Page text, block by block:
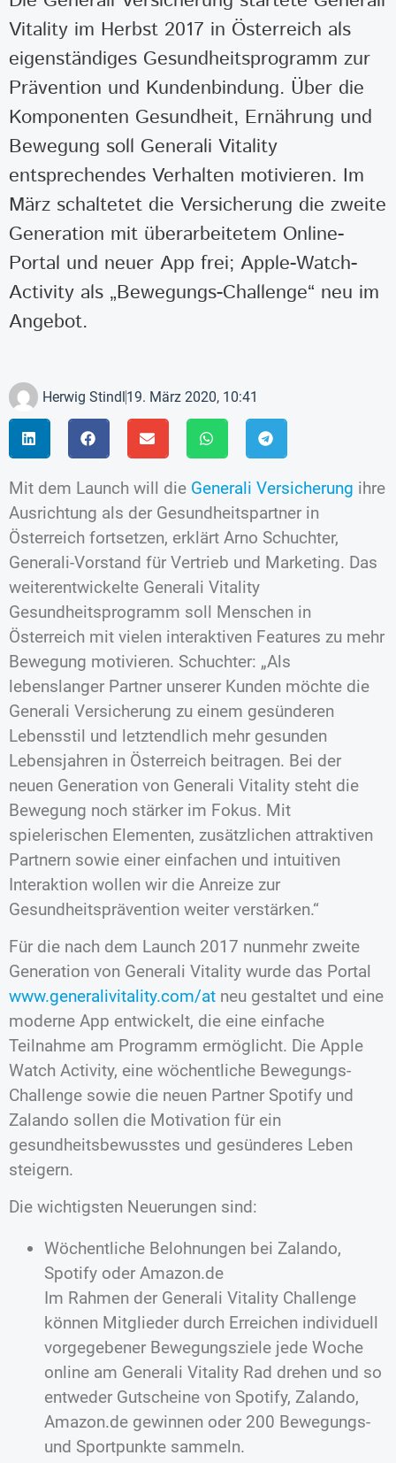
Vitality im Herbst 2017 in Österreich als
eigenständiges Gesundheitsprogramm zur
Prävention und Kundenbindung. Über die
Komponenten Gesundheit, Ernährung und
Bewegung soll Generali Vitality
entsprechendes Verhalten motivieren. Im
März schaltetet die Versicherung die zweite
Generation mit überarbeitetem Online-
Portal und neuer App frei; Apple-Watch-
Activity als „Bewegungs-Challenge“ neu im
Angebot.
Herwig Stindl19. März 2020, 10:41
Mit dem Launch will die Generali Versicherung ihre
Ausrichtung als der Gesundheitspartner in
Österreich fortsetzen, erklärt Arno Schuchter,
Generali-Vorstand für Vertrieb und Marketing. Das
weiterentwickelte Generali Vitality
Gesundheitsprogramm soll Menschen in
Österreich mit vielen interaktiven Features zu mehr
Bewegung motivieren. Schuchter: „Als
lebenslanger Partner unserer Kunden möchte die
Generali Versicherung zu einem gesünderen
Lebensstil und letztendlich mehr gesunden
Lebensjahren in Österreich beitragen. Bei der
neuen Generation von Generali Vitality steht die
Bewegung noch stärker im Fokus. Mit
spielerischen Elementen, zusätzlichen attraktiven
Partnern sowie einer einfachen und intuitiven
Interaktion wollen wir die Anreize zur
Gesundheitsprävention weiter verstärken.“
Für die nach dem Launch 2017 nunmehr zweite
Generation von Generali Vitality wurde das Portal
www.generalivitality.com/at neu gestaltet und eine
moderne App entwickelt, die eine einfache
Teilnahme am Programm ermöglicht. Die Apple
Watch Activity, eine wöchentliche Bewegungs-
Challenge sowie die neuen Partner Spotify und
Zalando sollen die Motivation für ein
gesundheitsbewusstes und gesünderes Leben
steigern.
Die wichtigsten Neuerungen sind:
Wöchentliche Belohnungen bei Zalando,
Spotify oder Amazon.de
Im Rahmen der Generali Vitality Challenge
können Mitglieder durch Erreichen individuell
vorgegebener Bewegungsziele jede Woche
online am Generali Vitality Rad drehen und so
entweder Gutscheine von Spotify, Zalando,
Amazon.de gewinnen oder 200 Bewegungs-
und Sportpunkte sammeln.